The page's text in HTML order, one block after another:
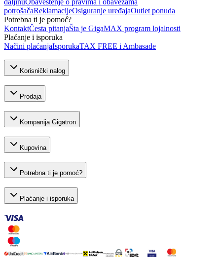
potrošačaReklamacijeOsiguranje uređajaOutlet ponuda
Potrebna ti je pomoć?
KontaktČesta pitanjaŠta je GigaMAX program lojalnosti
Plaćanje i isporuka
Načini plaćanjaIsporukaTAX FREE i Ambasade
Korisnički nalog
Prodaja
Kompanija Gigatron
Kupovina
Potrebna ti je pomoć?
Plaćanje i isporuka